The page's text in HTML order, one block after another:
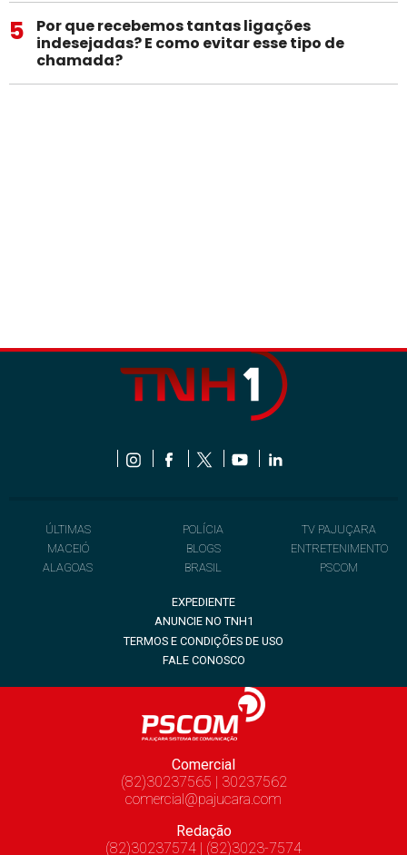
5
Por que recebemos tantas ligações
indesejadas? E como evitar esse tipo de
chamada?
ÚLTIMAS
MACEIÓ
ALAGOAS
POLÍCIA
BLOGS
BRASIL
TV PAJUÇARA
ENTRETENIMENTO
PSCOM
EXPEDIENTE
ANUNCIE NO TNH1
TERMOS E CONDIÇÕES DE USO
FALE CONOSCO
Comercial
(82)30237565 | 30237562
comercial@pajucara.com
Redação
(82)30237574 | (82)3023-7574